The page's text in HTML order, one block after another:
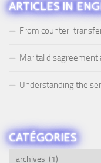
ARTICLES IN
From counter-
Marital disagreement
Understanding the
CATÉGORIES
Catégories